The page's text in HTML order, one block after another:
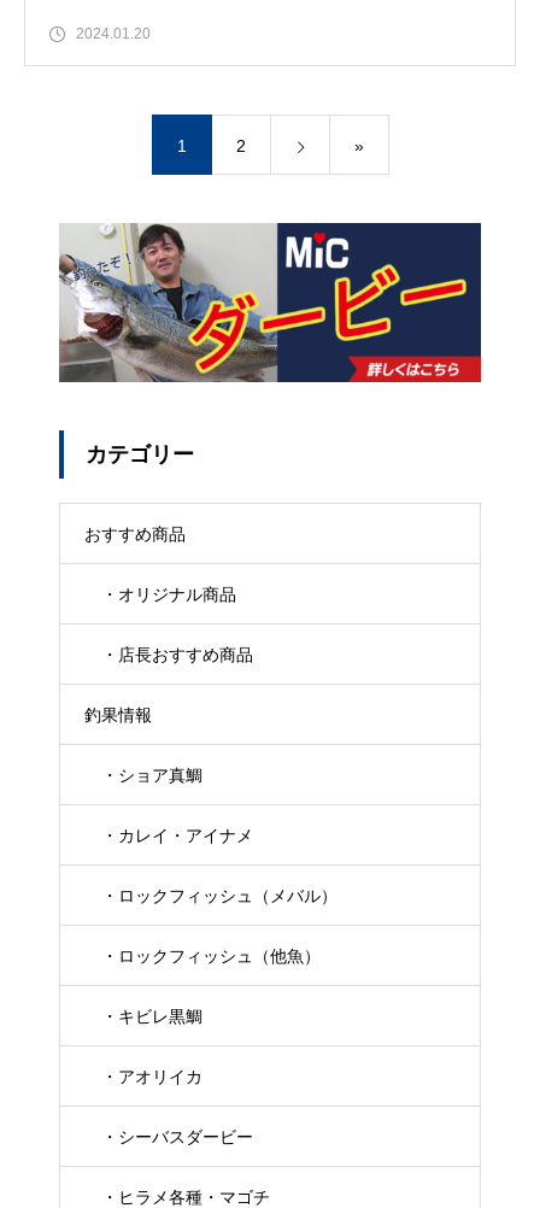
2024.01.20
1 2 »
カテゴリー
おすすめ商品
・オリジナル商品
・店長おすすめ商品
釣果情報
・ショア真鯛
・カレイ・アイナメ
・ロックフィッシュ（メバル）
・ロックフィッシュ（他魚）
・キビレ黒鯛
・アオリイカ
・シーバスダービー
・ヒラメ各種・マゴチ